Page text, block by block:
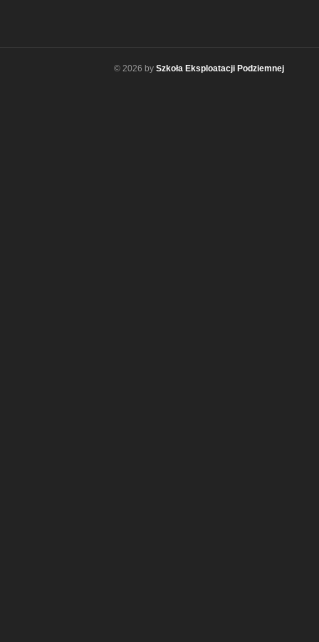
© 2026 by Szkoła Eksploatacji Podziemnej